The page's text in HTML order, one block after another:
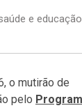
e
o mutirão de
pelo